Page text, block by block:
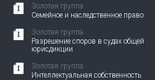
Золотая группа
Семейное и наследственное право
Золотая группа
Разрешение споров в судах общей
юрисдикции
Золотая группа
Интеллектуальная собственность